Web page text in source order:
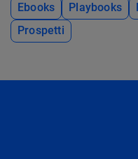
Ebooks
Playbooks
Prospetti